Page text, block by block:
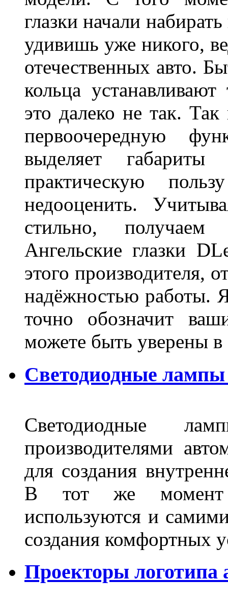
глазки начали
удивишь уже никого,
отечественных авто.
кольца
это далеко не так. Так
первоочередную
выделяет
практическую
недооценить.
стильно,
Ангельские глазки
этого производителя,
надёжностью работы.
точно обозначит
можете быть уверены
Светодиодные
Светодиодные
производителями
для создания
В тот же момент
используются и
создания комфортных
Проекторы логотипа